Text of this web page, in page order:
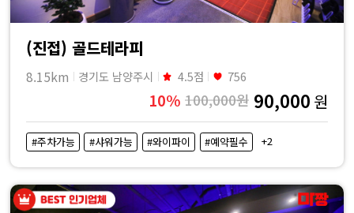
(진접) 골드테라피
8.15km 경기도 남양주시 4.5점 756
10% 100,000원 90,000 원
#주차가능 #샤워가능 #와이파이 #예약필수 +2